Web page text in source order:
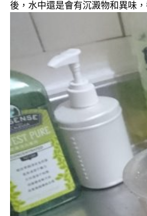
後，水中還是會有沉澱物和異味